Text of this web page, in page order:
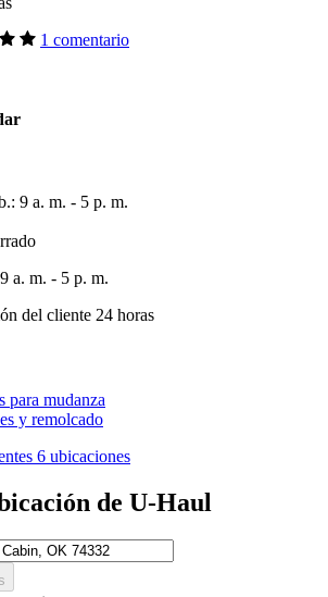
1 comentario
9 a. m. - 5 p. m.
a. m. - 5 p. m.
del cliente 24 horas
para mudanza
y remolcado
6 ubicaciones
de U-Haul